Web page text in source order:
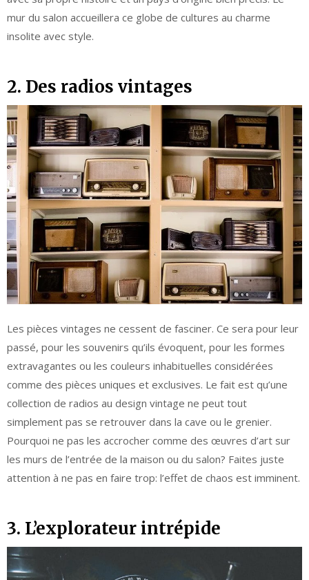
mur du salon accueillera ce globe de cultures au charme
insolite avec style.
2. Des radios vintages
Les pièces vintages ne cessent de fasciner. Ce sera pour leur
passé, pour les souvenirs qu’ils évoquent, pour les formes
extravagantes ou les couleurs inhabituelles considérées
comme des pièces uniques et exclusives. Le fait est qu’une
collection de radios au design vintage ne peut tout
simplement pas se retrouver dans la cave ou le grenier.
Pourquoi ne pas les accrocher comme des œuvres d’art sur
les murs de l’entrée de la maison ou du salon? Faites juste
attention à ne pas en faire trop: l’effet de chaos est imminent.
3. L’explorateur intrépide